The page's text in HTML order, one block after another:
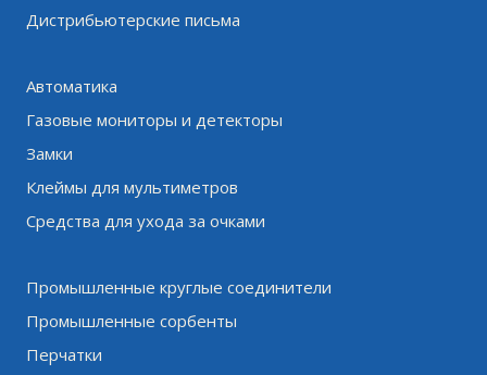
Дистрибьютерские письма
Автоматика
Газовые мониторы и детекторы
Замки
Клеймы для мультиметров
Средства для ухода за очками
Промышленные круглые соединители
Промышленные сорбенты
Перчатки